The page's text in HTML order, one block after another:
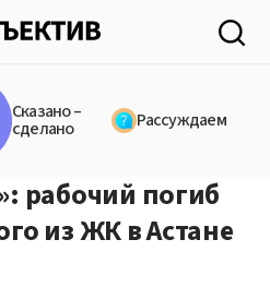
Сказано –
сделано Рассуждаем
рабочий погиб
из ЖК в Астане